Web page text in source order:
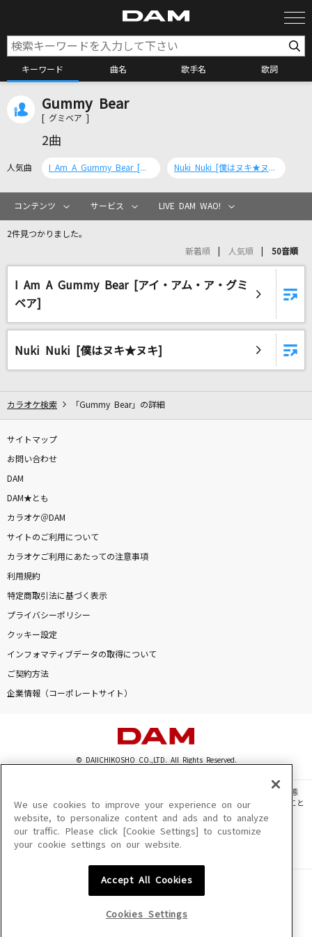
キーワード 曲名 歌手名 歌詞
カラオケ検索
カラオケリクエスト
リアルタイムで歌われている曲の一覧
[生音]Sign
あなたの夜が明けるまで
傘村トータ
[生音]小さな恋のうた
MONGOL800
[生音]My Generation
YUI
レオ
優里
アイネクライネ
THEE MICHELLE GUN ELEPHANT
もっと見る
DAMの新曲・ランキングなど
カラオケ最新情報をチェック！
Gummy Bear
[ グミベア ]
2曲
人気曲 I Am A Gummy Bear [アイ・アム・ア・グミベア] Nuki Nuki [僕はヌキ★ヌキ]
コンテンツ サービス LIVE DAM WAO!
2件見つかりました。
新着順 人気順 50音順
I Am A Gummy Bear [アイ・アム・ア・グミ
ベア]
Nuki Nuki [僕はヌキ★ヌキ]
カラオケ検索 「Gummy Bear」の詳細
サイトマップ
お問い合わせ
DAM
DAM★とも
カラオケ＠DAM
サイトのご利用について
カラオケご利用にあたっての注意事項
利用規約
特定商取引法に基づく表示
プライバシーポリシー
クッキー設定
インフォマティブデータの取得について
ご契約方法
企業情報（コーポレートサイト）
© DAIICHIKOSHO CO.,LTD. All Rights Reserved.
このサイトに掲載されている一切の文章・画像・写真・動画・音声等を、手段や形態
を問わず、著作権法の定める範囲を超えて無断で複製、転載、ファイル化などすること
を禁じます。
楽曲及びコンテンツは、機種によりご利用いただけない場合があります。
楽曲及びコンテンツの配信日、配信内容が変更になる場合があります。
We use cookies to improve your experience on our
website, to personalize content and ads and to analyze
our traffic. Please click [Cookie Settings] to customize
your cookie settings on our website.
Accept All Cookies
Cookies Settings